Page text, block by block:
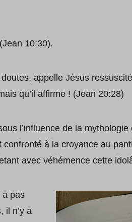
10:30).
appelle Jésus
qu’il affirme ! (Jean 20:28)
l’influence de la
à la croyance au
avec véhémence cette
a pas
il n’y a